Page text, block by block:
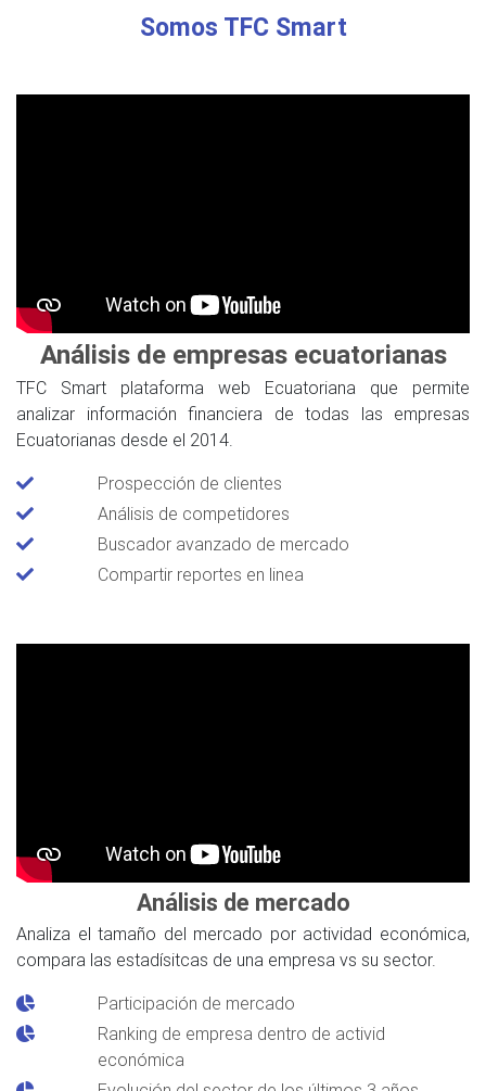
Somos TFC Smart
Análisis de empresas ecuatorianas
TFC Smart plataforma web Ecuatoriana que permite
analizar información financiera de todas las empresas
Ecuatorianas desde el 2014.
Prospección de clientes
Análisis de competidores
Buscador avanzado de mercado
Compartir reportes en linea
Análisis de mercado
Analiza el tamaño del mercado por actividad económica,
compara las estadísitcas de una empresa vs su sector.
Participación de mercado
Ranking de empresa dentro de activid
económica